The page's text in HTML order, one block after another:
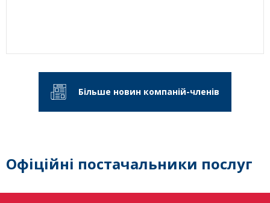
Більше новин компаній-членів
Офіційні постачальники послуг